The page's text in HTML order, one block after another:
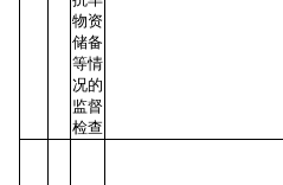
物资
储备
等情
况的
监督
检查